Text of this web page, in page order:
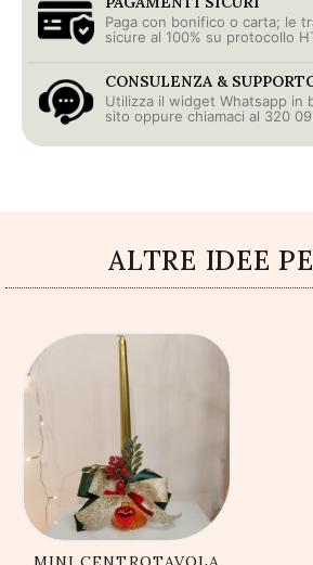
Paga con bonifico o carta; le
sicure al 100% su protocollo
CONSULENZA &
Utilizza il widget Whatsapp in
sito oppure chiamaci al 320
ALTRE IDEE
AGGIUNGI AL
CARRELLO